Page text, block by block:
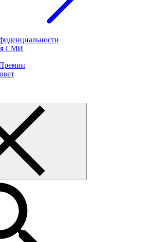
СМИ